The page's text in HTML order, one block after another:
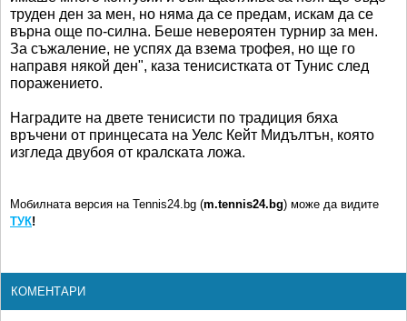
труден ден за мен, но няма да се предам, искам да се
върна още по-силна. Беше невероятен турнир за мен.
За съжаление, не успях да взема трофея, но ще го
направя някой ден", каза тенисистката от Тунис след
поражението.
Наградите на двете тенисисти по традиция бяха
връчени от принцесата на Уелс Кейт Мидълтън, която
изгледа двубоя от кралската ложа.
Мобилната версия на Tennis24.bg (m.tennis24.bg) може да видите
ТУК!
КОМЕНТАРИ